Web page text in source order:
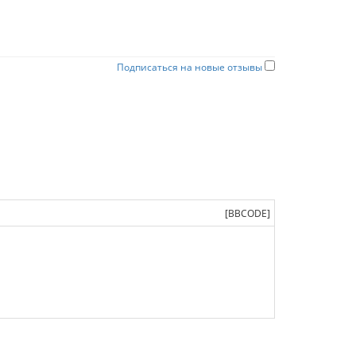
Подписаться на новые отзывы
[BBCODE]